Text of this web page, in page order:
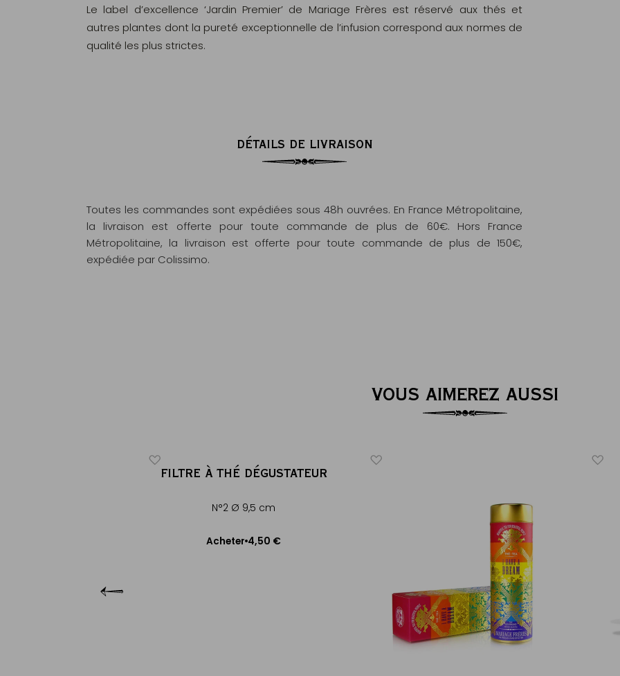
Le label d’excellence ‘Jardin Premier’ de Mariage Frères est réservé aux thés et
autres plantes dont la pureté exceptionnelle de l’infusion correspond aux normes de
qualité les plus strictes.
DÉTAILS DE LIVRAISON
Toutes les commandes sont expédiées sous 48h ouvrées. En France Métropolitaine,
la livraison est offerte pour toute commande de plus de 60€. Hors France
Métropolitaine, la livraison est offerte pour toute commande de plus de 150€,
expédiée par Colissimo.
VOUS AIMEREZ AUSSI
FILTRE À THÉ DÉGUSTATEUR
N°2 Ø 9,5 cm
Acheter 4,50 €